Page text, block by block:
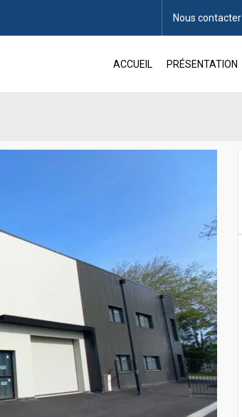
Nous contacter
ACCUEIL PRÉSENTATION
SUR-ODON